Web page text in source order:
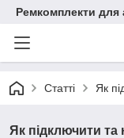
Ремкомплекти для
Статті Як
Як підключити та